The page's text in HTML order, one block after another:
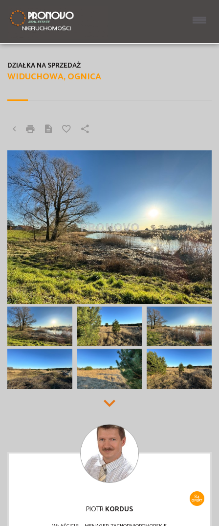
WIDUCHOWA, OGNICA
DZIAŁKA NA SPRZEDAŻ
84
OFERT
PIOTRKORDUS